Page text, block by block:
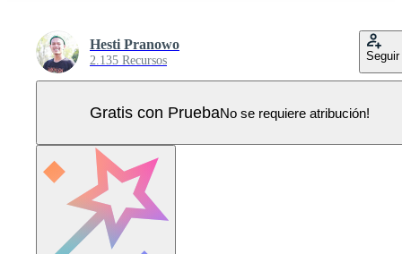
Hesti Pranowo
2.135 Recursos Seguir
Gratis con PruebaNo se requiere atribución!